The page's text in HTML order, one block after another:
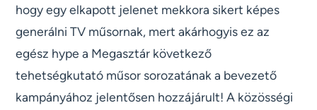
hogy egy elkapott jelenet mekkora sikert képes
generálni TV műsornak, mert akárhogyis ez az
egész hype a Megasztár következő
tehetségkutató műsor sorozatának a bevezető
kampányához jelentősen hozzájárult! A közösségi